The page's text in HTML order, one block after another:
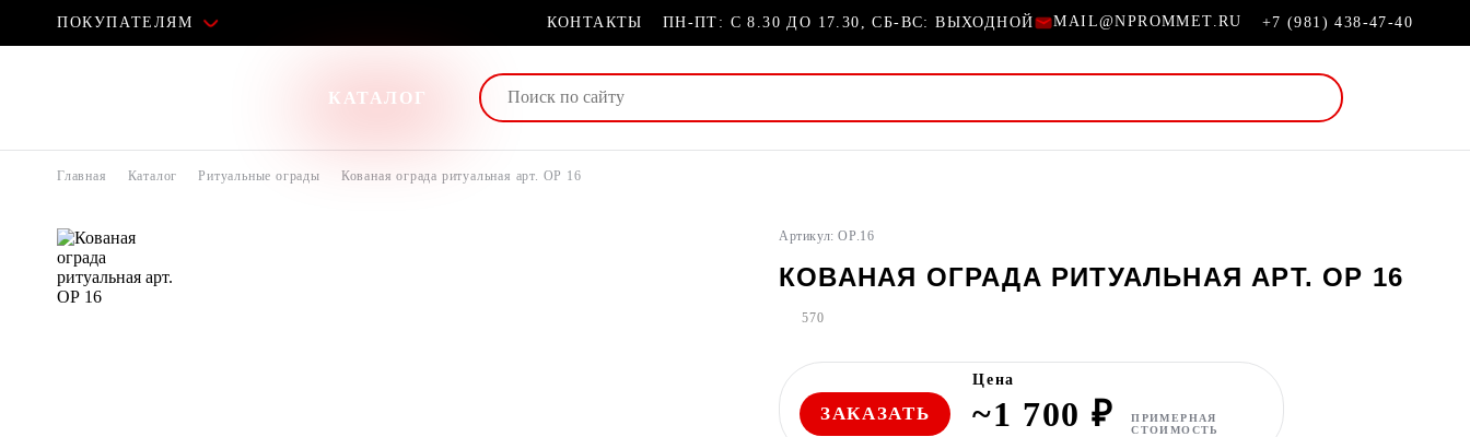
ПОКУПАТЕЛЯМ КОНТАКТЫ ПН-ПТ: С 8.30 ДО 17.30, СБ-ВС: ВЫХОДНОЙ MAIL@NPROMMET.RU +7 (981) 438-47-40
КАТАЛОГ
Главная Каталог Ритуальные ограды Кованая ограда ритуальная арт. ОР 16
Артикул: ОР.16
КОВАНАЯ ОГРАДА РИТУАЛЬНАЯ АРТ. ОР 16
570
ЗАКАЗАТЬ
Цена
~1 700 ₽
ПРИМЕРНАЯ
СТОИМОСТЬ